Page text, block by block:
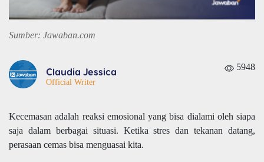
Sumber: Jawaban.com
Claudia Jessica
Official Writer
5948
Kecemasan adalah reaksi emosional yang bisa dialami oleh siapa
saja dalam berbagai situasi. Ketika stres dan tekanan datang,
perasaan cemas bisa menguasai kita.